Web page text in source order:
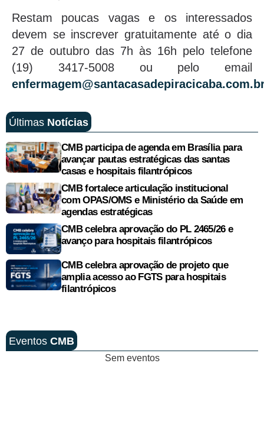
Restam poucas vagas e os interessados
devem se inscrever gratuitamente até o dia
27 de outubro das 7h às 16h pelo telefone
(19) 3417-5008 ou pelo email
Últimas Notícias
CMB participa de agenda em Brasília para
avançar pautas estratégicas das santas
casas e hospitais filantrópicos
CMB fortalece articulação institucional
com OPAS/OMS e Ministério da Saúde em
agendas estratégicas
CMB celebra aprovação do PL 2465/26 e
avanço para hospitais filantrópicos
CMB celebra aprovação de projeto que
amplia acesso ao FGTS para hospitais
filantrópicos
Eventos CMB
Sem eventos